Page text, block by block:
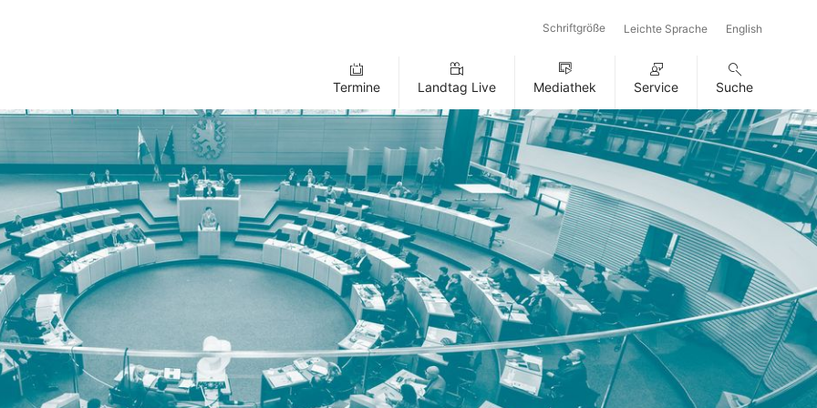
Schriftgröße Leichte Sprache English
Termine Landtag Live Mediathek Service Suche